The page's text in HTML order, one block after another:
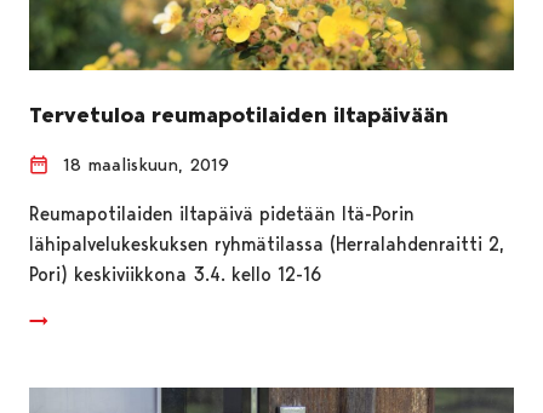
Tervetuloa reumapotilaiden iltapäivään
18 maaliskuun, 2019
Reumapotilaiden iltapäivä pidetään Itä-Porin
lähipalvelukeskuksen ryhmätilassa (Herralahdenraitti 2,
Pori) keskiviikkona 3.4. kello 12-16